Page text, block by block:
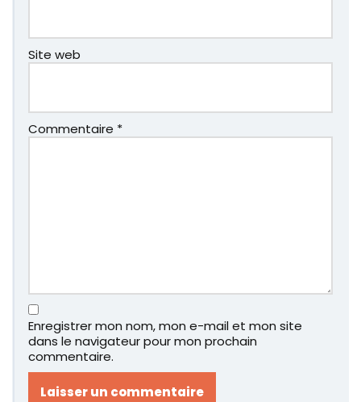
Site web
Commentaire *
Enregistrer mon nom, mon e-mail et mon site
dans le navigateur pour mon prochain
commentaire.